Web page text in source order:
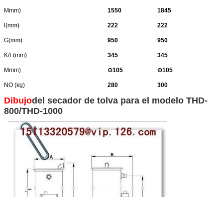
Mmm) 1550 1845
l(mm) 222 222
G(mm) 950 950
K/L(mm) 345 345
Mmm) ⊙105 ⊙105
NO (kg) 280 300
Dibujodel secador de tolva para el modelo THD-
800/THD-1000